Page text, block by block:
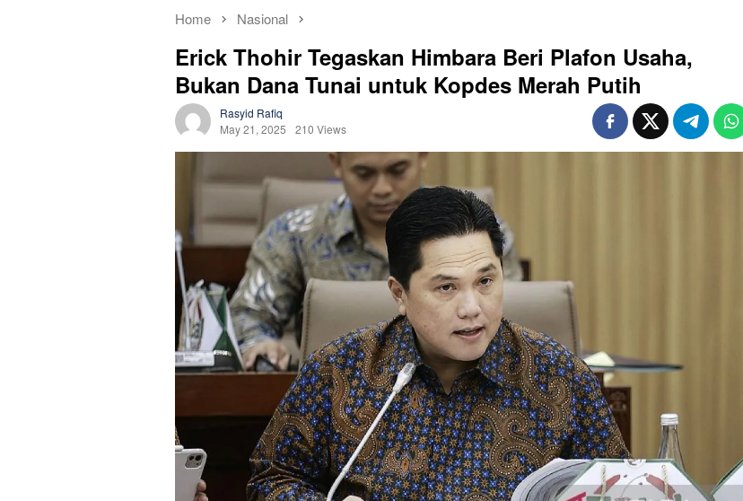
Home Nasional
Erick Thohir Tegaskan Himbara Beri Plafon Usaha,
Bukan Dana Tunai untuk Kopdes Merah Putih
Rasyid Rafiq
May 21, 2025
210 Views